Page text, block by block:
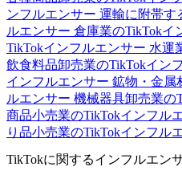
ンフルエンサー 運輸に附帯す
ルエンサー 倉庫業のTikTokイ
TikTokインフルエンサー 水運
飲食料品卸売業のTikTokイン
インフルエンサー 鉱物・金属
ルエンサー 機械器具卸売業の
商品小売業のTikTokインフル
り品小売業のTikTokインフル
TikTokに関するインフルエン